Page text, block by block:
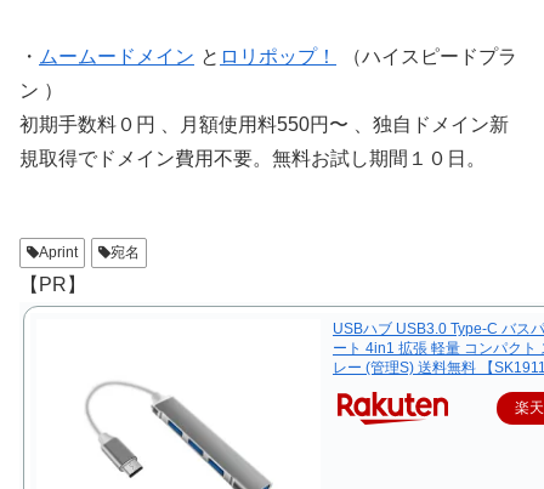
・ ムームードメイン と ロリポップ！
（ハイスピードプラ
ン ）
初期手数料０円 、月額使用料550円〜 、独自ドメイン新
規取得でドメイン費用不要。無料お試し期間１０日。
Aprint 宛名
【PR】
USBハブ USB3.0 Type-C バス
ート 4in1 拡張 軽量 コンパクト
レー (管理S) 送料無料 【
楽